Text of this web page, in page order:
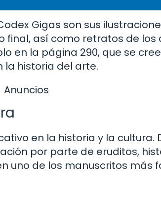
Gigas son sus
final, así como retratos de los
en la página 290, que se
historia del arte.
Anuncios
en la historia y la cultura.
por parte de eruditos,
uno de los manuscritos más